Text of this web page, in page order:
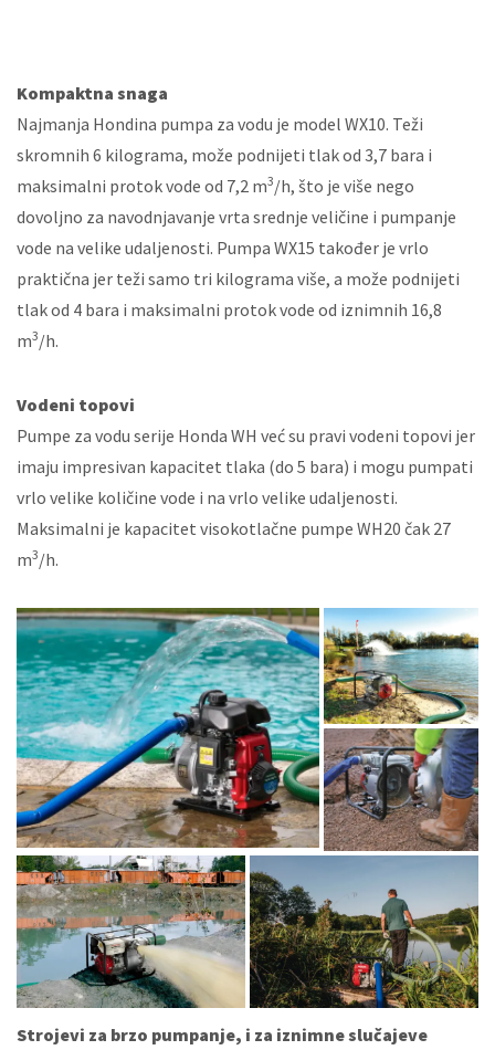
Kompaktna snaga
Najmanja Hondina pumpa za vodu je model WX10. Teži
skromnih 6 kilograma, može podnijeti tlak od 3,7 bara i
maksimalni protok vode od 7,2 m3/h, što je više nego
dovoljno za navodnjavanje vrta srednje veličine i pumpanje
vode na velike udaljenosti. Pumpa WX15 također je vrlo
praktična jer teži samo tri kilograma više, a može podnijeti
tlak od 4 bara i maksimalni protok vode od iznimnih 16,8
m3/h.
Vodeni topovi
Pumpe za vodu serije Honda WH već su pravi vodeni topovi jer
imaju impresivan kapacitet tlaka (do 5 bara) i mogu pumpati
vrlo velike količine vode i na vrlo velike udaljenosti.
Maksimalni je kapacitet visokotlačne pumpe WH20 čak 27
m3/h.
Strojevi za brzo pumpanje, i za iznimne slučajeve